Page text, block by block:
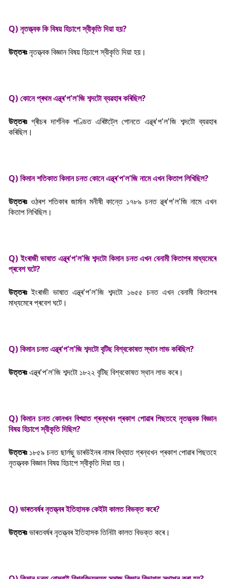
Q) নৃতত্ত্বক কি বিষয় হিচাপে স্বীকৃতি দিয়া হয়?
উত্তৰঃনৃতত্ত্বক বিজ্ঞান বিষয় হিচাপে স্বীকৃতি দিয়া হয়।
Q) কোনে প্ৰথম এন্থ্ৰ'প'ল'জি শব্দটো ব্যৱহাৰ কৰিছিল?
উত্তৰঃগ্ৰীচৰ দাৰ্শনিক পণ্ডিত এৰিষ্টট্লে পোনতে এন্থ্ৰ'প'ল'জি শব্দটো ব্যৱহাৰ
কৰিছিল।
Q) কিমান শতিকাত কিমান চনত কোনে এন্থ্ৰ'প'ল'জি নামে এখন কিতাপ লিখিছিল?
উত্তৰঃওঠৰশ শতিকাৰ জাৰ্মান মনীষী কান্তে ১৭৮৯ চনতন্থ্ৰ'প'ল'জি নামে এখন
কিতাপ লিখিছিল।
Q) ইংৰাজী ভাষাতএন্থ্ৰ'প'ল'জি শব্দটো কিমান চনত এখন বেনামী কিতাপৰ মাধ্যমেৰে
প্ৰবেশ ঘটে?
উত্তৰঃ ইংৰাজী ভাষাতএন্থ্ৰ'প'ল'জি শব্দটো ১৬৫৫ চনত এখন বেনামী কিতাপৰ
মাধ্যমেৰে প্ৰবেশ ঘটে।
Q) কিমান চনতএন্থ্ৰ'প'ল'জি শব্দটো বৃটিছ বিশ্বকোষত স্থান লাভ কৰিছিল?
উত্তৰঃএন্থ্ৰ'প'ল'জি শব্দটো ১৮২২ বৃটিছ বিশ্বকোষত স্থান লাভ কৰে।
Q) কিমান চনত কোনখন বিখ্য়াত গ্ৰন্থখন প্ৰকাশ পোৱাৰ পিছতহে নৃতত্ত্বক বিজ্ঞান
বিষয় হিচাপে স্বীকৃতি দিছিল?
উত্তৰঃ১৮৫৯ চনত ছাৰ্লছু ডাৰউইনৰ নামৰ বিখ্যাত গ্ৰন্থখন প্ৰকাশ পোৱাৰ পিছতহে
নৃতত্ত্বক বিজ্ঞান বিষয় হিচাপে স্বীকৃতি দিয়া হয়।
Q) ভাৰতবৰ্ষৰ নৃতত্ত্বৰ ইতিহাসক কেইটা কালত বিভক্ত কৰে?
উত্তৰঃভাৰতবৰ্ষৰ নৃতত্ত্বৰ ইতিহাসক তিনিটা কালত বিভক্ত কৰে।